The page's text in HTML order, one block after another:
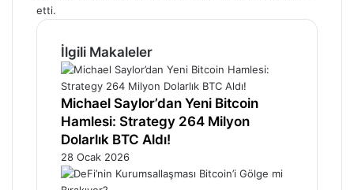
etti.
İlgili Makaleler
Michael Saylor’dan Yeni Bitcoin
Hamlesi: Strategy 264 Milyon
Dolarlık BTC Aldı!
28 Ocak 2026